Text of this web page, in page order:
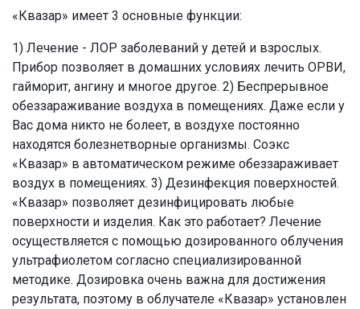
«Квазар» имеет 3 основные функции:
1) Лечение - ЛОР заболеваний у детей и взрослых.
Прибор позволяет в домашних условиях лечить ОРВИ,
гайморит, ангину и многое другое. 2) Беспрерывное
обеззараживание воздуха в помещениях. Даже если у
Вас дома никто не болеет, в воздухе постоянно
находятся болезнетворные организмы. Соэкс
«Квазар» в автоматическом режиме обеззараживает
воздух в помещениях. 3) Дезинфекция поверхностей.
«Квазар» позволяет дезинфицировать любые
поверхности и изделия. Как это работает? Лечение
осуществляется с помощью дозированного облучения
ультрафиолетом согласно специализированной
методике. Дозировка очень важна для достижения
результата, поэтому в облучателе «Квазар» установлен